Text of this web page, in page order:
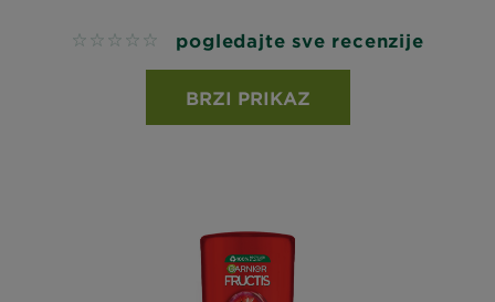
No reviews pogledajte sve recenzije
BRZI PRIKAZ